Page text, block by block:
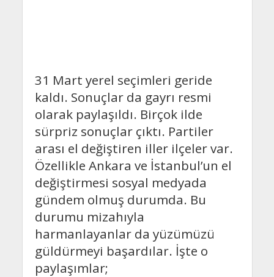
31 Mart yerel seçimleri geride
kaldı. Sonuçlar da gayrı resmi
olarak paylaşıldı. Birçok ilde
sürpriz sonuçlar çıktı. Partiler
arası el değiştiren iller ilçeler var.
Özellikle Ankara ve İstanbul’un el
değiştirmesi sosyal medyada
gündem olmuş durumda. Bu
durumu mizahıyla
harmanlayanlar da yüzümüzü
güldürmeyi başardılar. İşte o
paylaşımlar;